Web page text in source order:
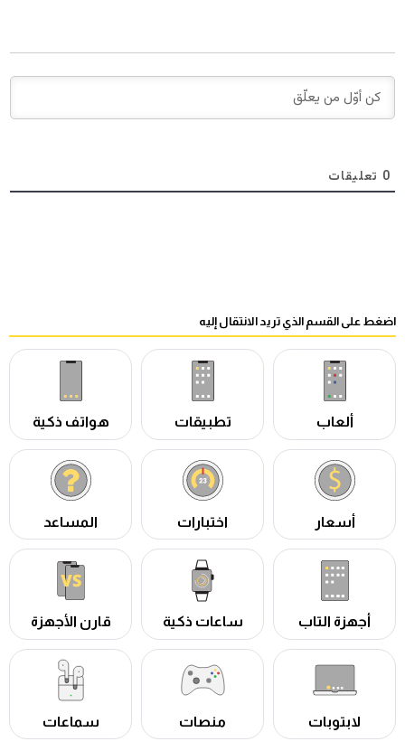
0 تعليقات
اضغط على القسم الذي تريد الانتقال إليه
ألعاب تطبيقات هواتف ذكية
أسعار اختبارات المساعد
أجهزة التاب ساعات ذكية قارن الأجهزة
لابتوبات منصات سماعات